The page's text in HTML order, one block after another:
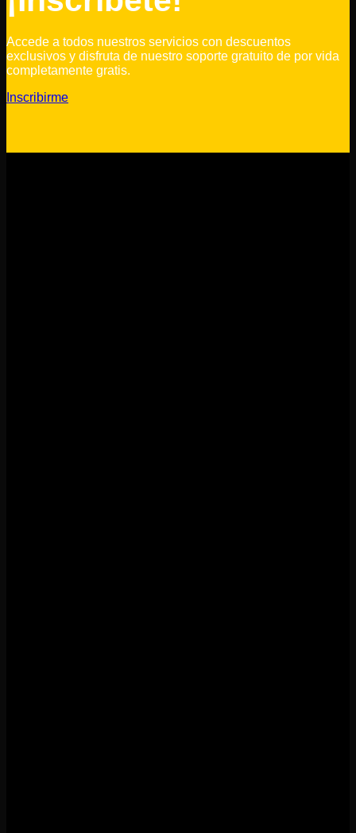
Accede a todos nuestros servicios con descuentos
exclusivos y disfruta de nuestro soporte gratuito de por vida
completamente gratis.
Inscribirme